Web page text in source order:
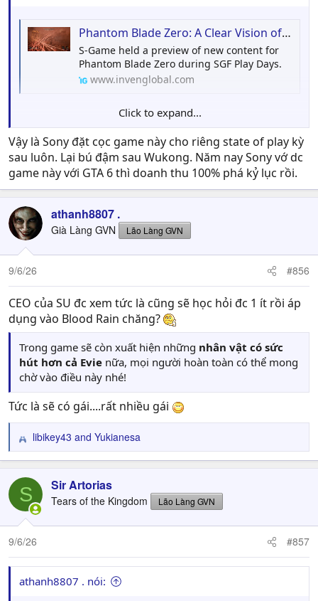
trong việc duy trì sự cuốn hút từ đầu đến cuối.
Nhìn chung, hình ảnh tổng thể của trò chơi vẫn giữ tông
màu hơi trầm.Phantom Blade Zeroluôn sử dụng một
bảng màu có độ bão hòa thấp, và lần này, tính thẩm mỹ
của phần bối cảnh đó thậm chí còn cảm giác rõ nét hơn.
Điều này càng làm tôn lên hình ảnh của nhân vật chính
như một vị anh hùng đơn độc, cô quạnh, đồng thời khiến
cho tác động thị giác từ chính các pha chiến đấu trở nên
dữ dội hơn bao giờ hết.
Thật đáng tiếc khi tôi không thể thảo luận về các yếu tố
chúng thực sự rất hấp dẫn. Lý do những yếu tố mới này
để lại ấn tượng sâu sắc đến vậy, ngay cả khi tôi chưa trực
tiếp trải nghiệm, là bởi S-Game đã liên tục giải thích về
quả ý tưởng của họ suốt buổi thuyết trình. Cảm giác như
thể họ có một triết lý và mục tiêu rất rõ ràng trong cách
thiết kế và xây dựng nội dung trò chơi.
Trong khi đó,Phantom Blade Zerocủa S-Game vừa qua
cũng đã trình chiếu một đoạn teaser đặc biệt trong sự
kiện State of Play gần đây. Một đoạn trailer mới toanh với
các thước phim gameplay mới mẻ dự kiến sẽ được phát
hành vào mùa hè này cùng với thời điểm mở đặt trước
(pre-order), và một buổi State of Play chuyên sâu (Deep
Dive) bao quát toàn bộ thế giới, chiến đấu cũng như cốt
truyện của game được lên lịch vào cuối mùa hè.
trên PC và PS5 vào ngày 29 tháng 10 năm 2026.
Phantom Blade Zero: A Clear Vision of 'Kung Fu Punk'
S-Game held a preview of new content for
Phantom Blade Zero during SGF Play Days.
www.invenglobal.com
金亨泰感谢梁其伟_新浪新闻
金亨泰感谢梁其伟介绍《影之刃零》实机内容，称赞中国文
化与功夫朋克结合，并期待新角色。
www.sina.cn
móa, lão CEO của Shift Up đc xem footage mới nhất
Click to expand...
Vậy là Sony đặt cọc game này cho riêng state of play kỳ
sau luôn. Lại bú đậm sau Wukong. Năm nay Sony vớ dc
game này với GTA 6 thì doanh thu 100% phá kỷ lục rồi.
athanh8807 .
Già Làng GVN Lão Làng GVN
9/6/26 #856
CEO của SU đc xem tức là cũng sẽ học hỏi đc 1 ít rồi áp
dụng vào Blood Rain chăng?
Trong game sẽ còn xuất hiện những nhân vật có sức
hút hơn cả Evie nữa, mọi người hoàn toàn có thể mong
chờ vào điều này nhé!
Tức là sẽ có gái....rất nhiều gái
R
e
c
i
o
n
:
libikey43 and Yukianesa
S Sir Artorias
Tears of the Kingdom Lão Làng GVN
9/6/26 #857
athanh8807 . nói: